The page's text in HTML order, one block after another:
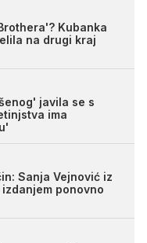
Kubanka
na drugi kraj
javila se s
ima
Sanja Vejnović iz
ponovno